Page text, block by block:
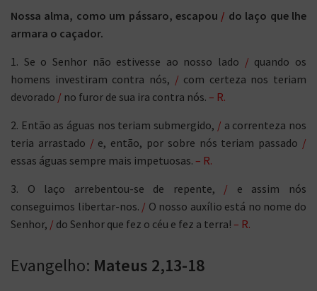
Nossa alma, como um pássaro, escapou / do laço que lhe
armara o caçador.
1. Se o Senhor não estivesse ao nosso lado / quando os
homens investiram contra nós, / com certeza nos teriam
devorado / no furor de sua ira contra nós. – R.
2. Então as águas nos teriam submergido, / a correnteza nos
teria arrastado / e, então, por sobre nós teriam passado /
essas águas sempre mais impetuosas. – R.
3. O laço arrebentou-se de repente, / e assim nós
conseguimos libertar-nos. / O nosso auxílio está no nome do
Senhor, / do Senhor que fez o céu e fez a terra! – R.
Evangelho: Mateus 2,13-18